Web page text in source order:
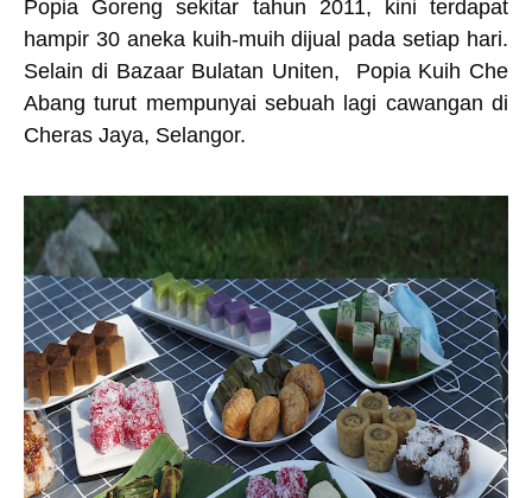
Popia Goreng sekitar tahun 2011, kini terdapat
hampir 30 aneka kuih-muih dijual pada setiap hari.
Selain di Bazaar Bulatan Uniten, Popia Kuih Che
Abang turut mempunyai sebuah lagi cawangan di
Cheras Jaya, Selangor.